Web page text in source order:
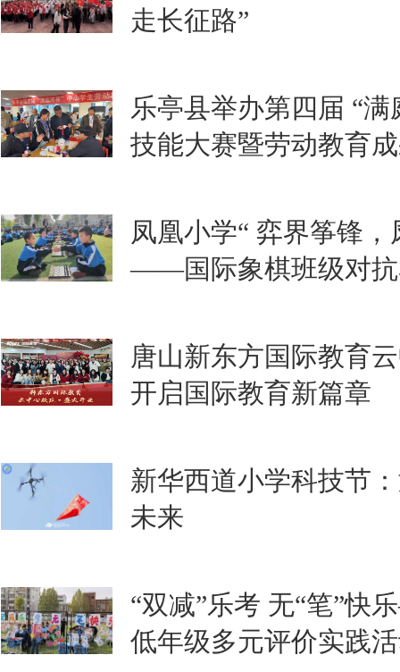
走长征路”
乐亭县举办第四届 “
技能大赛暨劳动教育
凤凰小学“ 弈界筝锋
——国际象棋班级对
唐山新东方国际教育
开启国际教育新篇章
新华西道小学科技节
未来
“双减”乐考 无“笔”
低年级多元评价实践